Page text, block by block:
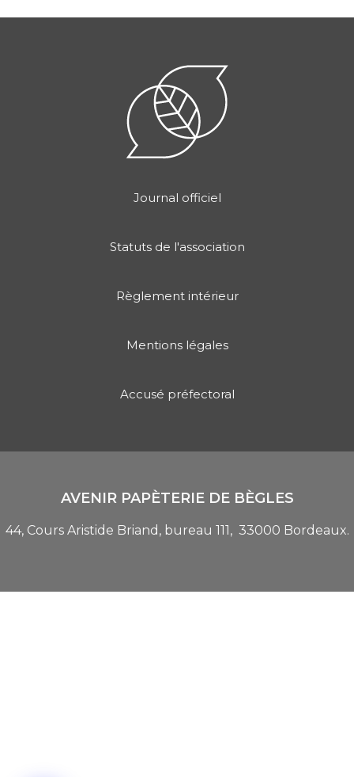
Journal officiel
Statuts de l'association
Règlement intérieur
Mentions légales
Accusé préfectoral
AVENIR PAPÈTERIE DE BÈGLES
44, Cours Aristide Briand, bureau 111, 33000 Bordeaux.